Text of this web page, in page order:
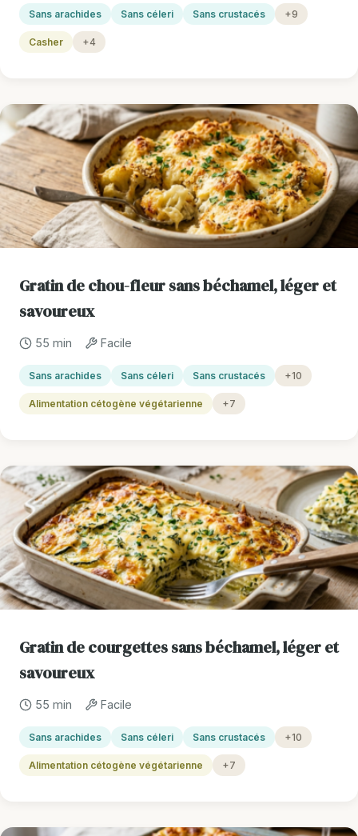
Sans arachides Sans céleri Sans crustacés +9
Casher +4
Gratin de chou-fleur sans béchamel, léger et
savoureux
55 min Facile
Sans arachides Sans céleri Sans crustacés +10
Alimentation cétogène végétarienne +7
Gratin de courgettes sans béchamel, léger et
savoureux
55 min Facile
Sans arachides Sans céleri Sans crustacés +10
Alimentation cétogène végétarienne +7